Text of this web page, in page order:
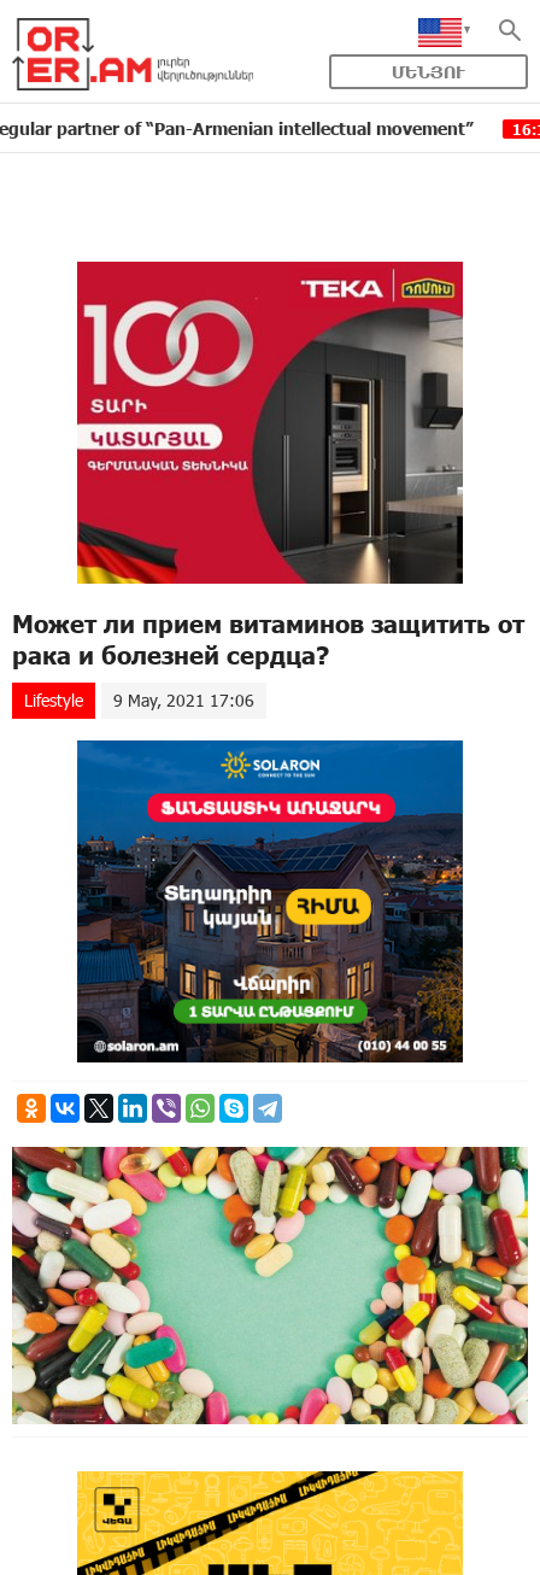
ՄԵՆՅՈՒ
of “Pan-Armenian intellectual movement” 16:11
Может ли прием витаминов защитить от
рака и болезней сердца?
Lifestyle 9 May, 2021 17:06